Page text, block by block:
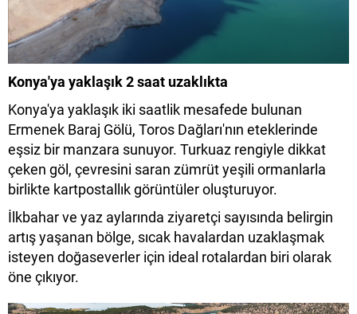
Konya'ya yaklaşık 2 saat uzaklıkta
Konya'ya yaklaşık iki saatlik mesafede bulunan
Ermenek Baraj Gölü, Toros Dağları'nın eteklerinde
eşsiz bir manzara sunuyor. Turkuaz rengiyle dikkat
çeken göl, çevresini saran zümrüt yeşili ormanlarla
birlikte kartpostallık görüntüler oluşturuyor.
İlkbahar ve yaz aylarında ziyaretçi sayısında belirgin
artış yaşanan bölge, sıcak havalardan uzaklaşmak
isteyen doğaseverler için ideal rotalardan biri olarak
öne çıkıyor.